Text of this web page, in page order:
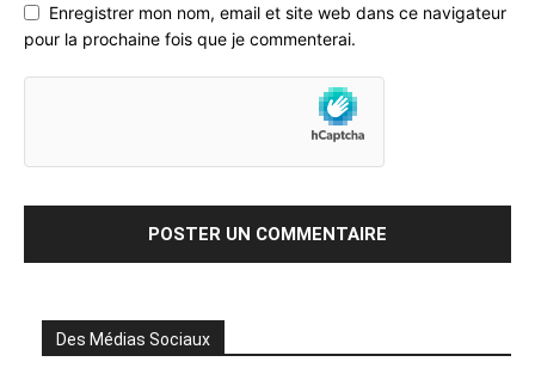
Enregistrer mon nom, email et site web dans ce navigateur
pour la prochaine fois que je commenterai.
Des Médias Sociaux